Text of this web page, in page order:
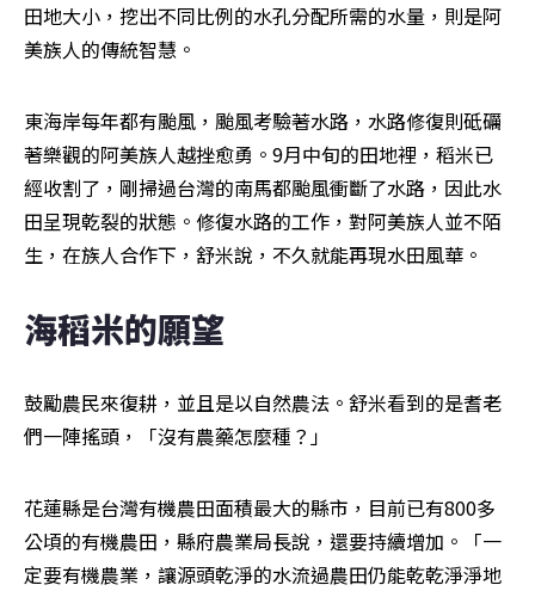
田地大小，挖出不同比例的水孔分配所需的水量，則是阿
美族人的傳統智慧。
東海岸每年都有颱風，颱風考驗著水路，水路修復則砥礪
著樂觀的阿美族人越挫愈勇。9月中旬的田地裡，稻米已
經收割了，剛掃過台灣的南馬都颱風衝斷了水路，因此水
田呈現乾裂的狀態。修復水路的工作，對阿美族人並不陌
生，在族人合作下，舒米說，不久就能再現水田風華。
海稻米的願望
鼓勵農民來復耕，並且是以自然農法。舒米看到的是耆老
們一陣搖頭，「沒有農藥怎麼種？」
花蓮縣是台灣有機農田面積最大的縣市，目前已有800多
公頃的有機農田，縣府農業局長說，還要持續增加。「一
定要有機農業，讓源頭乾淨的水流過農田仍能乾乾淨淨地